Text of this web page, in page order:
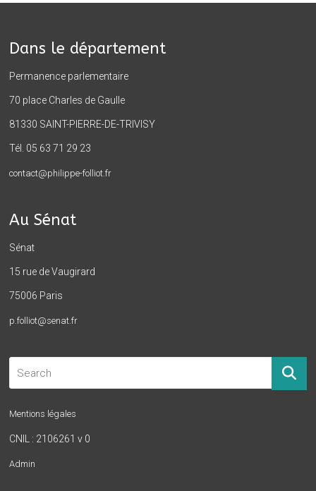
Dans le département
Permanence parlementaire
70 place Charles de Gaulle
81330 SAINT-PIERRE-DE-TRIVISY
Tél. 05 63 71 29 23
contact@philippe-folliot.fr
Au Sénat
Sénat
15 rue de Vaugirard
75006 Paris
p.folliot@senat.fr
Mentions légales
CNIL : 2106261 v 0
Admin